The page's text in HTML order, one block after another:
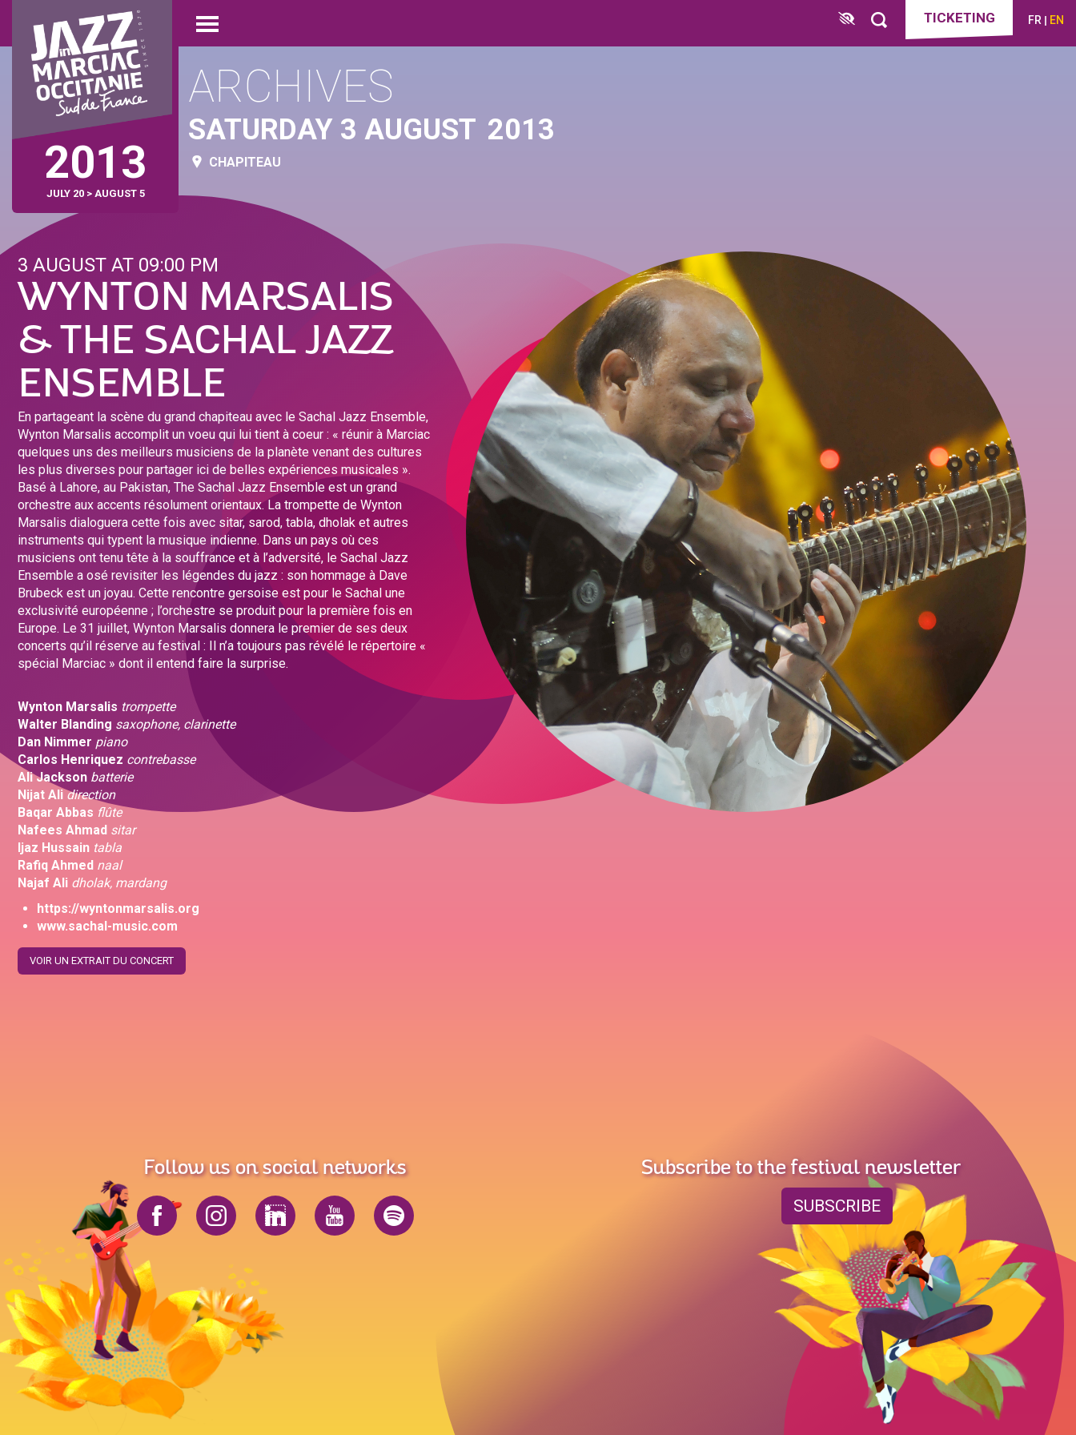
main
content
Open
menu
TICKETING FR EN
2013
JULY 20 > AUGUST 5
ARCHIVES
SATURDAY 3 AUGUST 2013
CHAPITEAU
3 AUGUST AT 09:00 PM
WYNTON MARSALIS
& THE SACHAL JAZZ
ENSEMBLE
En partageant la scène du grand chapiteau avec le Sachal Jazz Ensemble,
Wynton Marsalis accomplit un voeu qui lui tient à coeur : « réunir à Marciac
quelques uns des meilleurs musiciens de la planète venant des cultures
les plus diverses pour partager ici de belles expériences musicales ».
Basé à Lahore, au Pakistan, The Sachal Jazz Ensemble est un grand
orchestre aux accents résolument orientaux. La trompette de Wynton
Marsalis dialoguera cette fois avec sitar, sarod, tabla, dholak et autres
instruments qui typent la musique indienne. Dans un pays où ces
musiciens ont tenu tête à la souffrance et à l’adversité, le Sachal Jazz
Ensemble a osé revisiter les légendes du jazz : son hommage à Dave
Brubeck est un joyau. Cette rencontre gersoise est pour le Sachal une
exclusivité européenne ; l’orchestre se produit pour la première fois en
Europe. Le 31 juillet, Wynton Marsalis donnera le premier de ses deux
concerts qu’il réserve au festival : Il n’a toujours pas révélé le répertoire «
spécial Marciac » dont il entend faire la surprise.
Wynton Marsalis trompette
Walter Blanding saxophone, clarinette
Dan Nimmer piano
Carlos Henriquez contrebasse
Ali Jackson batterie
Nijat Ali direction
Baqar Abbas flûte
Nafees Ahmad sitar
Ijaz Hussain tabla
Rafiq Ahmed naal
Najaf Ali dholak, mardang
https://wyntonmarsalis.org
www.sachal-music.com
VOIR UN EXTRAIT DU CONCERT
Follow us on social networks Subscribe to the festival newsletter
SUBSCRIBE
Cookies management panel